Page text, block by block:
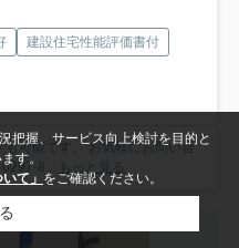
建設住宅性能評価書付
お気軽にお問い合
】 0297-8... もっと見る
把握、サービス向上検討を目的と
す。
て」 をご確認ください。